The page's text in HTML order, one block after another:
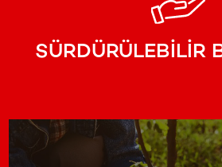
SÜRDÜRÜLEBİLİR